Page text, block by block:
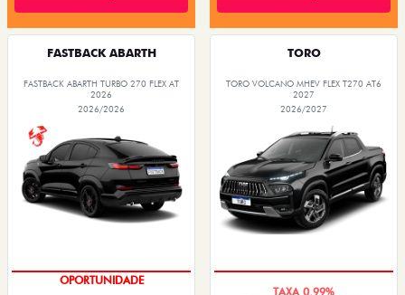
FASTBACK ABARTH
FASTBACK ABARTH TURBO 270 FLEX AT
2026
2026/2026
OPORTUNIDADE
TORO
TORO VOLCANO MHEV FLEX T270 AT6
2027
2026/2027